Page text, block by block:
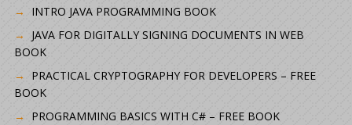
INTRO JAVA PROGRAMMING BOOK
JAVA FOR DIGITALLY SIGNING DOCUMENTS IN WEB
BOOK
PRACTICAL CRYPTOGRAPHY FOR DEVELOPERS – FREE
BOOK
PROGRAMMING BASICS WITH C# – FREE BOOK